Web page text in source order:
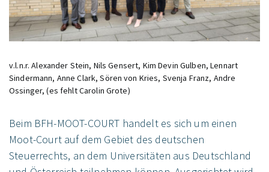
v.l.n.r. Alexander Stein, Nils Gensert, Kim Devin Gulben, Lennart
Sindermann, Anne Clark, Sören von Kries, Svenja Franz, Andre
Ossinger, (es fehlt Carolin Grote)
Beim BFH-MOOT-COURT handelt es sich um einen
Moot-Court auf dem Gebiet des deutschen
Steuerrechts, an dem Universitäten aus Deutschland